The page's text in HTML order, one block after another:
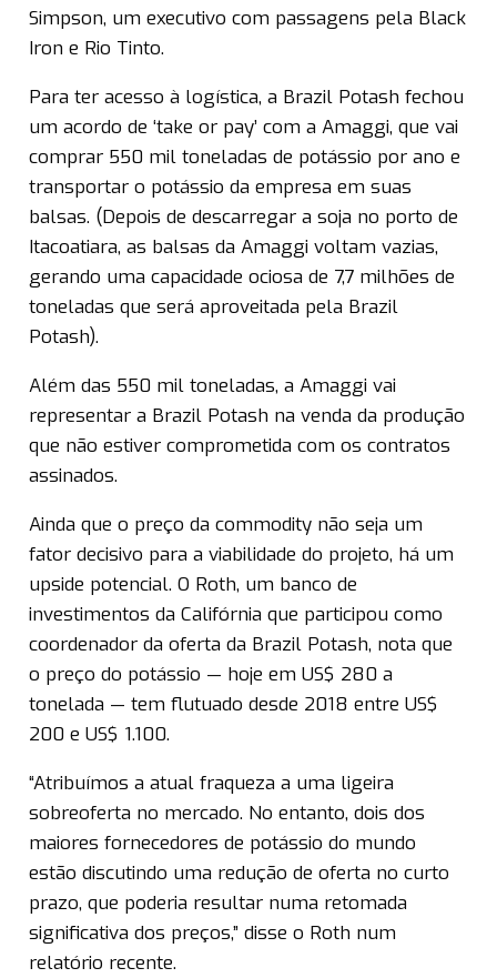
Simpson, um executivo com passagens pela Black
Iron e Rio Tinto.
Para ter acesso à logística, a Brazil Potash fechou
um acordo de ‘take or pay’ com a Amaggi, que vai
comprar 550 mil toneladas de potássio por ano e
transportar o potássio da empresa em suas
balsas. (Depois de descarregar a soja no porto de
Itacoatiara, as balsas da Amaggi voltam vazias,
gerando uma capacidade ociosa de 7,7 milhões de
toneladas que será aproveitada pela Brazil
Potash).
Além das 550 mil toneladas, a Amaggi vai
representar a Brazil Potash na venda da produção
que não estiver comprometida com os contratos
assinados.
Ainda que o preço da commodity não seja um
fator decisivo para a viabilidade do projeto, há um
upside potencial. O Roth, um banco de
investimentos da Califórnia que participou como
coordenador da oferta da Brazil Potash, nota que
o preço do potássio — hoje em US$ 280 a
tonelada — tem flutuado desde 2018 entre US$
200 e US$ 1.100.
“Atribuímos a atual fraqueza a uma ligeira
sobreoferta no mercado. No entanto, dois dos
maiores fornecedores de potássio do mundo
estão discutindo uma redução de oferta no curto
prazo, que poderia resultar numa retomada
significativa dos preços,” disse o Roth num
relatório recente.